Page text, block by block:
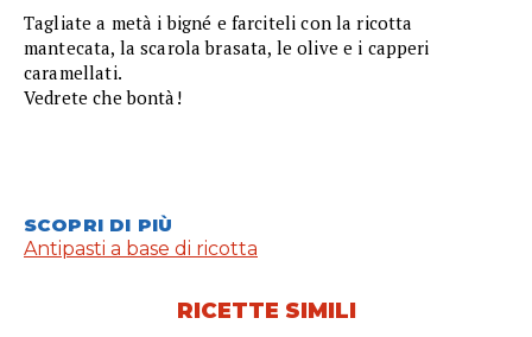
Tagliate a metà i bigné e farciteli con la ricotta
mantecata, la scarola brasata, le olive e i capperi
caramellati.
Vedrete che bontà!
SCOPRI DI PIÙ
Antipasti a base di ricotta
RICETTE SIMILI